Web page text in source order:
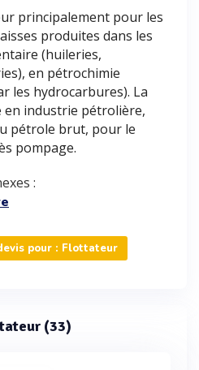
principalement pour les
produites dans les
(huileries,
en pétrochimie
les hydrocarbures). La
industrie pétrolière,
pétrole brut, pour le
pompage.
:
pour : Flottateur
(33)